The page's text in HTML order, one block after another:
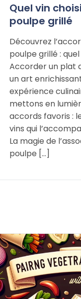
Quel vin
poulpe grillé
Découvrez
poulpe grillé :
Accorder un plat
un art
expérience
mettons en
accords favoris :
vins qui
La magie de
poulpe […]